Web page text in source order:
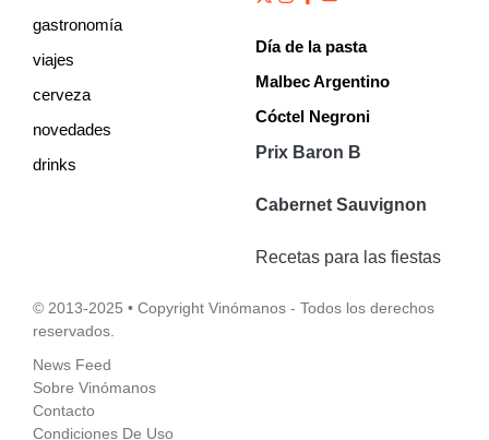
gastronomía
viajes
cerveza
novedades
drinks
Día de la pasta
Malbec Argentino
Cóctel Negroni
Prix Baron B
Cabernet Sauvignon
Recetas para las fiestas
© 2013-2025 • Copyright Vinómanos - Todos los derechos
reservados.
News Feed
Sobre Vinómanos
Contacto
Condiciones De Uso